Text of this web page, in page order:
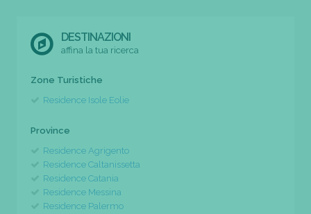
DESTINAZIONI
affina la tua ricerca
Zone Turistiche
Residence Isole Eolie
Province
Residence Agrigento
Residence Caltanissetta
Residence Catania
Residence Messina
Residence Palermo